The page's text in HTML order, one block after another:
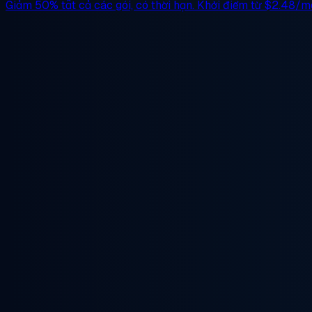
Giảm 50% tất cả các gói, có thời hạn. Khởi điểm từ$2.48/